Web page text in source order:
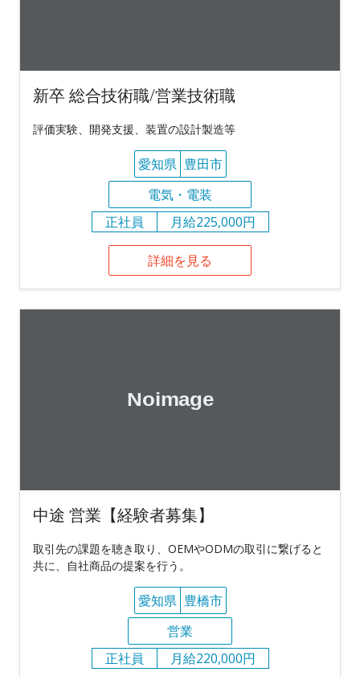
新卒 総合技術職/営業技術職
評価実験、開発支援、装置の設計製造等
愛知県 豊田市
電気・電装
正社員
月給225,000円
詳細を見る
中途 営業【経験者募集】
取引先の課題を聴き取り、OEMやODMの取引に繋げると
共に、自社商品の提案を行う。
愛知県 豊橋市
営業
正社員
月給220,000円